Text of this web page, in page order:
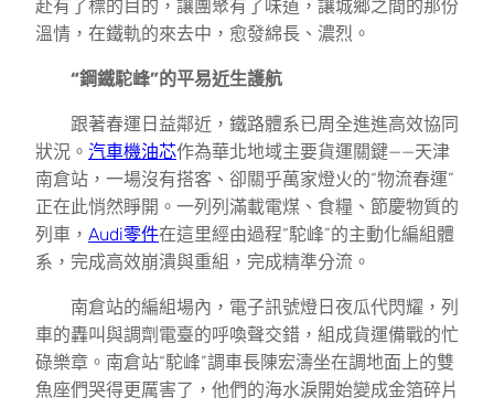
赴有了標的目的，讓團聚有了味道，讓城鄉之間的那份
溫情，在鐵軌的來去中，愈發綿長、濃烈。
“鋼鐵駝峰”的平易近生護航
跟著春運日益鄰近，鐵路體系已周全進進高效協同
狀況。 汽車機油芯作為華北地域主要貨運關鍵——天津
南倉站，一場沒有搭客、卻關乎萬家燈火的“物流春運”
正在此悄然睜開。一列列滿載電煤、食糧、節慶物質的
列車， Audi零件在這里經由過程“駝峰”的主動化編組體
系，完成高效崩潰與重組，完成精準分流。
南倉站的編組場內，電子訊號燈日夜瓜代閃耀，列
車的轟叫與調劑電臺的呼喚聲交錯，組成貨運備戰的忙
碌樂章。南倉站“駝峰”調車長陳宏濤坐在調地面上的雙
魚座們哭得更厲害了，他們的海水淚開始變成金箔碎片